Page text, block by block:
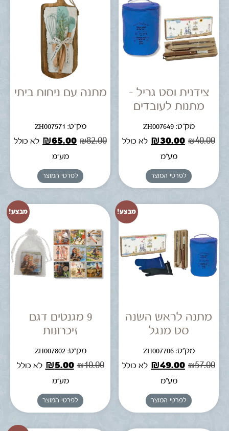
צידנית וסט גריל –
מתנות לעובדים
מק"ט: ZH007649
₪40.00
₪30.00
לא כולל
מע"מ
לפרטי המוצר
מתנה עם ניחוח ביתי
מק"ט: ZH007571
₪82.00
₪65.00
לא כולל
מע"מ
לפרטי המוצר
מבצע!
מתנה לראש השנה
סט מנגל
מק"ט: ZH007706
₪57.00
₪49.00
לא כולל
מע"מ
לפרטי המוצר
מבצע!
9 מגנטים דגם
זיכרונות
מק"ט: ZH007802
₪10.00
₪5.00
לא כולל
מע"מ
לפרטי המוצר